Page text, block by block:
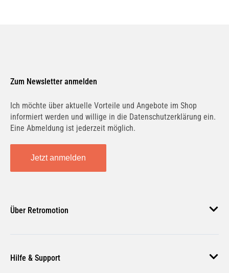
Zum Newsletter anmelden
Ich möchte über aktuelle Vorteile und Angebote im Shop
informiert werden und willige in die Datenschutzerklärung ein.
Eine Abmeldung ist jederzeit möglich.
Jetzt anmelden
Über Retromotion
Unsere Jobs
Hilfe & Support